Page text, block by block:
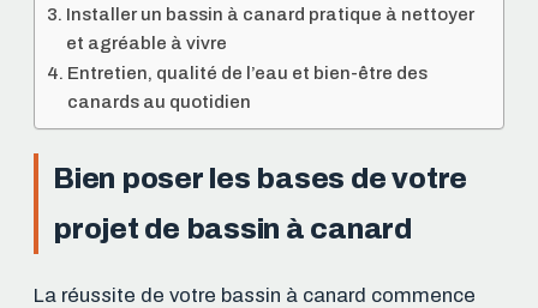
Installer un bassin à canard pratique à nettoyer
et agréable à vivre
Entretien, qualité de l’eau et bien-être des
canards au quotidien
Bien poser les bases de votre
projet de bassin à canard
La réussite de votre bassin à canard commence